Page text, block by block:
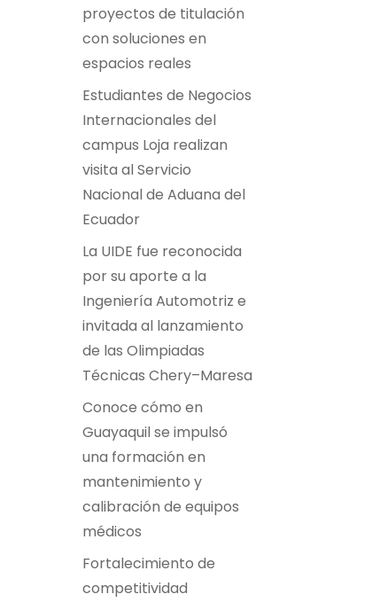
proyectos de titulación
con soluciones en
espacios reales
Estudiantes de Negocios
Internacionales del
campus Loja realizan
visita al Servicio
Nacional de Aduana del
Ecuador
La UIDE fue reconocida
por su aporte a la
Ingeniería Automotriz e
invitada al lanzamiento
de las Olimpiadas
Técnicas Chery–Maresa
Conoce cómo en
Guayaquil se impulsó
una formación en
mantenimiento y
calibración de equipos
médicos
Fortalecimiento de
competitividad